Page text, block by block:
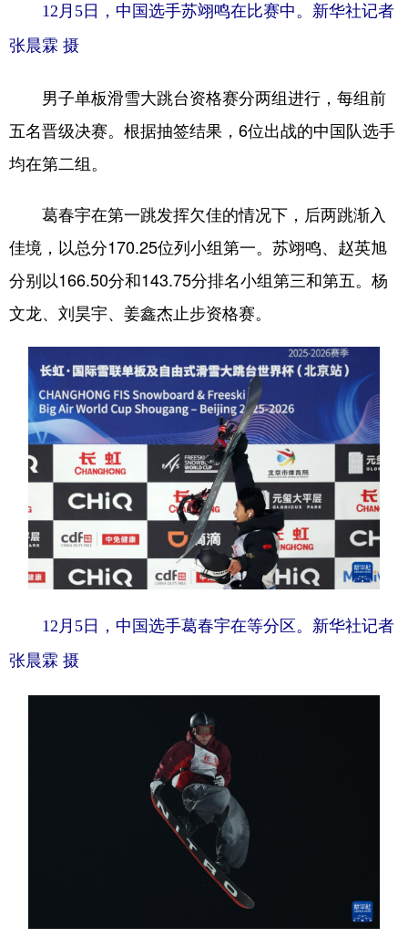
浙江 安徽 福建 江西
山东
广东 广西 海南 重庆
四川 贵州 云南 西藏
陕西
新疆 内蒙古 黑龙江
多语种频道
English Español Français
Русский язык 日本語 한국어
Deutsch Português
12月5日，中国选手苏翊鸣在比赛中。新华社记者
张晨霖 摄
男子单板滑雪大跳台资格赛分两组进行，每组前
五名晋级决赛。根据抽签结果，6位出战的中国队选手
均在第二组。
葛春宇在第一跳发挥欠佳的情况下，后两跳渐入
佳境，以总分170.25位列小组第一。苏翊鸣、赵英旭
分别以166.50分和143.75分排名小组第三和第五。杨
文龙、刘昊宇、姜鑫杰止步资格赛。
12月5日，中国选手葛春宇在等分区。新华社记者
张晨霖 摄